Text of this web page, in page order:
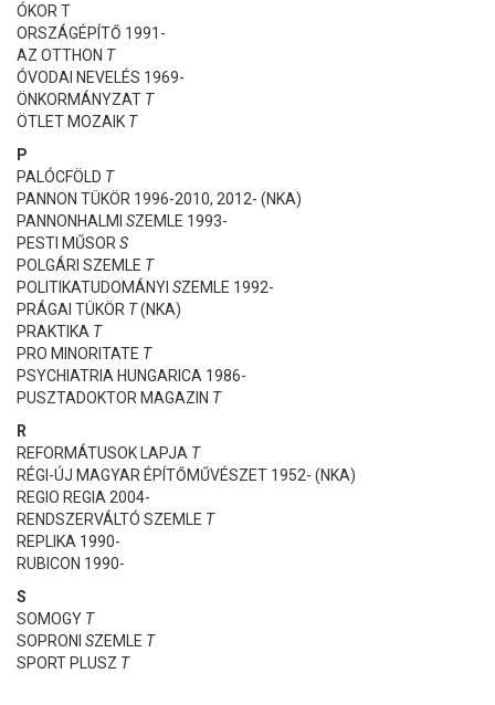
ÓKOR T
ORSZÁGÉPÍTŐ 1991-
AZ OTTHON T
ÓVODAI NEVELÉS 1969-
ÖNKORMÁNYZAT T
ÖTLET MOZAIK T
P
PALÓCFÖLD T
PANNON TÜKÖR 1996-2010, 2012- (NKA)
PANNONHALMI SZEMLE 1993-
PESTI MŰSOR S
POLGÁRI SZEMLE T
POLITIKATUDOMÁNYI SZEMLE 1992-
PRÁGAI TÜKÖR T(NKA)
PRAKTIKA T
PRO MINORITATE T
PSYCHIATRIA HUNGARICA 1986-
PUSZTADOKTOR MAGAZIN T
R
REFORMÁTUSOK LAPJA T
RÉGI-ÚJ MAGYAR ÉPÍTŐMŰVÉSZET 1952- (NKA)
REGIO REGIA 2004-
RENDSZERVÁLTÓ SZEMLE T
REPLIKA 1990-
RUBICON 1990-
S
SOMOGY T
SOPRONI SZEMLE T
SPORT PLUSZ T